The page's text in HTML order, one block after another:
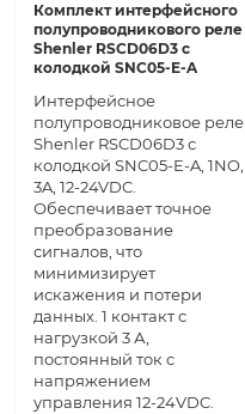
Комплект интерфейсного
полупроводникового реле
Shenler RSCD06D3 с
колодкой SNC05-E-A
Интерфейсное
полупроводниковое реле
Shenler RSCD06D3 с
колодкой SNC05-E-A, 1NO,
3A, 12-24VDC.
Обеспечивает точное
преобразование
сигналов, что
минимизирует
искажения и потери
данных. 1 контакт с
нагрузкой 3 А,
постоянный ток с
напряжением
управления 12-24VDC.